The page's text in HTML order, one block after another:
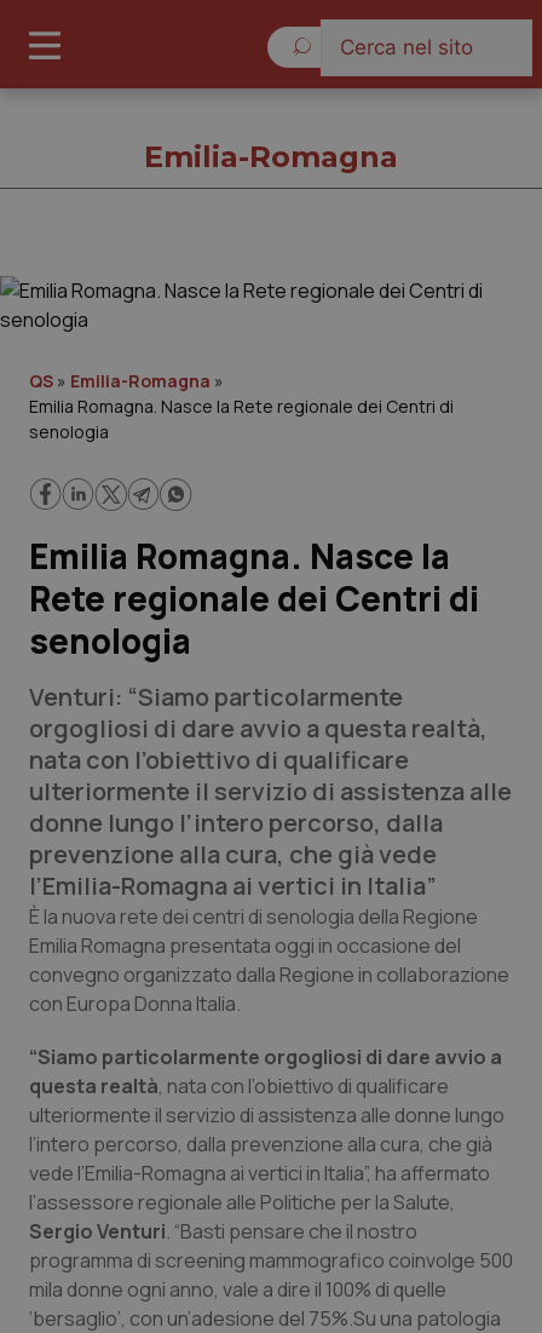
Governo e Parlamento
Regioni e Asl
Lavoro e Professioni
Scienza e Farmaci
Studi e Analisi
Lettere al direttore
Edizioni Regionali
QS Pro
Professionisti Sanitari.AI
Abruzzo
Calabria
Campania
Emilia-Romagna
Friuli Venezia Giulia
QS Pro Gold
Asma & BPCO
Car-T
Colesterolo & coronaropatie
Dermatite Atopica
Emilia-Romagna
QS » Emilia-Romagna »
Emilia Romagna. Nasce la Rete regionale dei Centri di
senologia
Emilia Romagna. Nasce la
Rete regionale dei Centri di
senologia
Venturi: “Siamo particolarmente
orgogliosi di dare avvio a questa realtà,
nata con l’obiettivo di qualificare
ulteriormente il servizio di assistenza alle
donne lungo l’intero percorso, dalla
prevenzione alla cura, che già vede
l’Emilia-Romagna ai vertici in Italia”
È la nuova rete dei centri di senologia della Regione
Emilia Romagna presentata oggi in occasione del
convegno organizzato dalla Regione in collaborazione
con Europa Donna Italia.
“Siamo particolarmente orgogliosi di dare avvio a
questa realtà, nata con l’obiettivo di qualificare
ulteriormente il servizio di assistenza alle donne lungo
l’intero percorso, dalla prevenzione alla cura, che già
vede l’Emilia-Romagna ai vertici in Italia”, ha affermato
l’assessore regionale alle Politiche per la Salute,
Sergio Venturi. “Basti pensare che il nostro
programma di screening mammografico coinvolge 500
mila donne ogni anno, vale a dire il 100% di quelle
‘bersaglio’, con un’adesione del 75%.Su una patologia